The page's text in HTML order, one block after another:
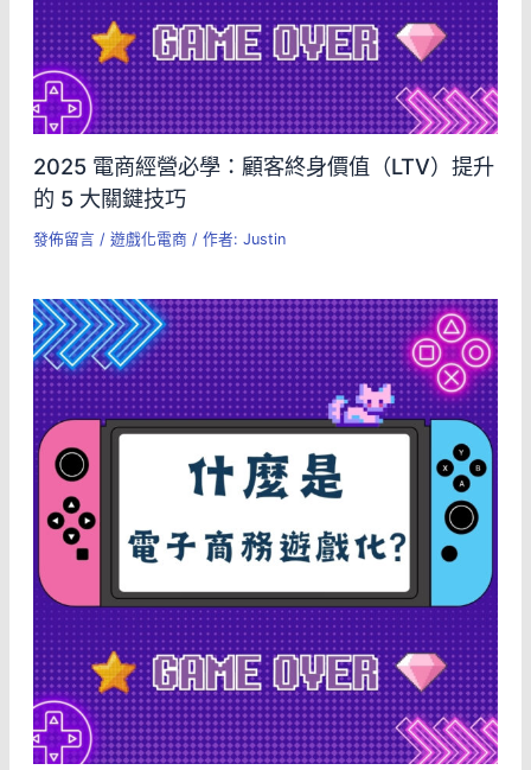
2025 電商經營必學：顧客終身價值（LTV）提升
的 5 大關鍵技巧
發佈留言 / 遊戲化電商 / 作者: Justin